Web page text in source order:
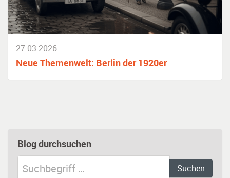
27.03.2026
Neue Themenwelt: Berlin der 1920er
Blog durchsuchen